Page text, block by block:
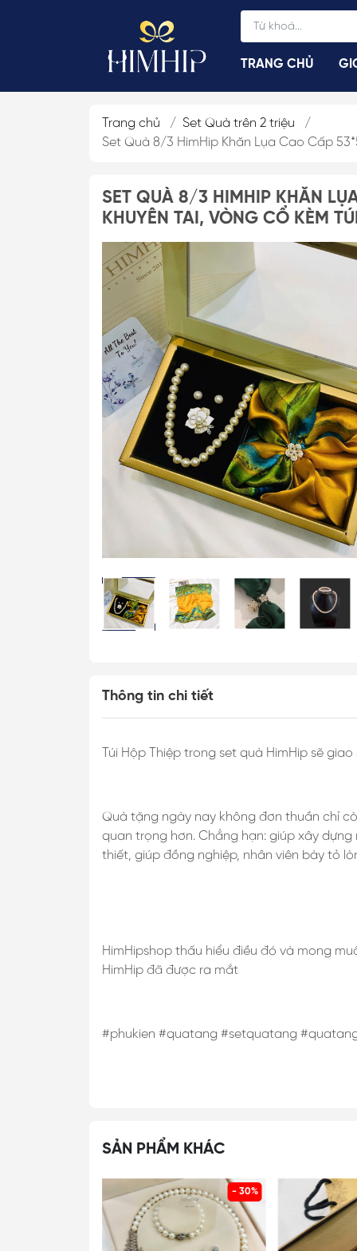
TRANG CHỦ
Cài Áo Vest, Sơ
Cài Áo Xiên Hở
Cài Áo Nam Châm
Cài Áo Hoa Sen
Cài Áo Bướm
Cài Áo Ong
Khăn Lụa Cao
Khăn 50*50cm
Khăn 53*53cm
Khăn 60*60cm
Khăn 70*70cm
Khăn 90*90cm
Khăn Choàng
Trang chủ / Set Quà trên 2 triệu
/
Set Quà 8/3 HimHip Khăn Lụa Cao Cấp
SET QUÀ 8/3 HIMHIP KHĂN
KHUYÊN TAI, VÒNG CỔ KÈM
Thông tin chi tiết
Túi Hộp Thiệp trong set quà HimHip sẽ
Quà tặng ngày nay không đơn thuần chỉ
quan trọng hơn. Chẳng hạn: giúp xây
thiết, giúp đồng nghiệp, nhân viên bày tỏ
HimHipshop thấu hiểu điều đó và mong
HimHip đã được ra mắt
#phukien #quatang #setquatang
SẢN PHẨM KHÁC
- 30%